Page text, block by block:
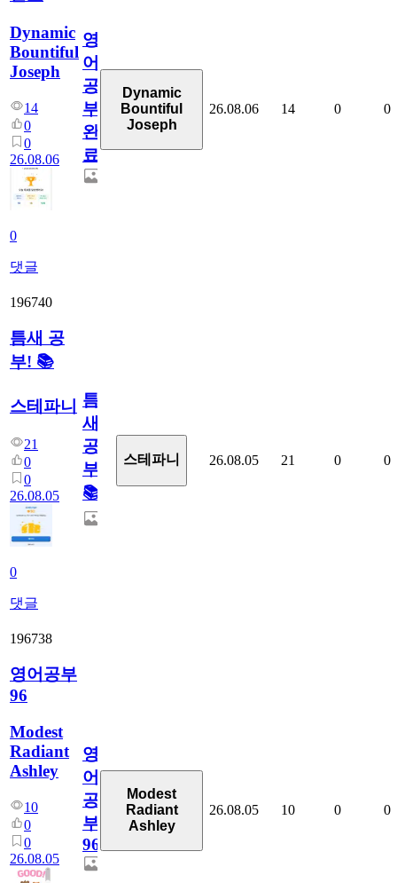
Dynamic
Bountiful
Joseph
14
0
0
26.08.06
0
댓글
영
어
공
부
완
료
Dynamic
Bountiful
Joseph
26.08.06 14 0 0
196740
틈새 공
부! 📚
스테파니
21
0
0
26.08.05
0
댓글
틈
새
공
부!
📚
스테파니 26.08.05 21 0 0
196738
영어공부
96
Modest
Radiant
Ashley
10
0
0
26.08.05
영
어
공
부
96
Modest
Radiant
Ashley
26.08.05 10 0 0